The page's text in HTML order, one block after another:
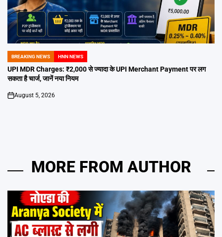
POSTED
IN
BREAKING NEWS HNN NEWS
UPI MDR Charges: ₹2,000 से ज्यादा के UPI Merchant Payment पर लग
सकता है चार्ज, जानें नया नियम
on
August 5, 2026
MORE FROM AUTHOR